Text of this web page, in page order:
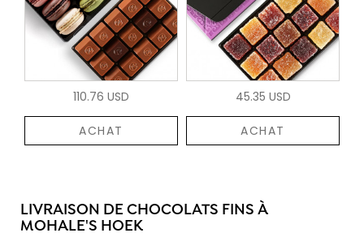
110.76 USD
ACHAT
45.35 USD
ACHAT
LIVRAISON DE CHOCOLATS FINS À
MOHALE'S HOEK